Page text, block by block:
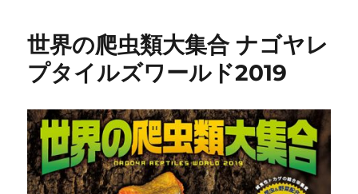
世界の爬虫類大集合 ナゴヤレ
プタイルズワールド2019